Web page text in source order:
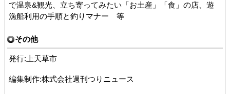
で温泉&観光、立ち寄ってみたい「お土産」「食」の店、遊
漁船利用の手順と釣りマナー 等
その他
発行:上天草市
編集制作:株式会社週刊つりニュース